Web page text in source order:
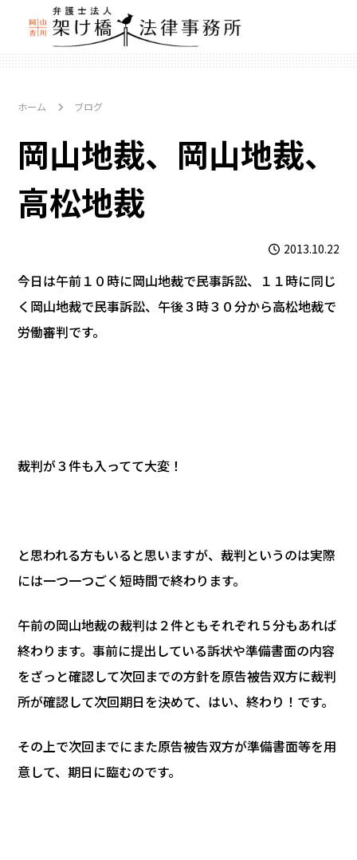
ホーム ブログ
岡山地裁、岡山地裁、
高松地裁
2013.10.22
今日は午前１０時に岡山地裁で民事訴訟、１１時に同じ
く岡山地裁で民事訴訟、午後３時３０分から高松地裁で
労働審判です。
裁判が３件も入ってて大変！
と思われる方もいると思いますが、裁判というのは実際
には一つ一つごく短時間で終わります。
午前の岡山地裁の裁判は２件ともそれぞれ５分もあれば
終わります。事前に提出している訴状や準備書面の内容
をざっと確認して次回までの方針を原告被告双方に裁判
所が確認して次回期日を決めて、はい、終わり！です。
その上で次回までにまた原告被告双方が準備書面等を用
意して、期日に臨むのです。